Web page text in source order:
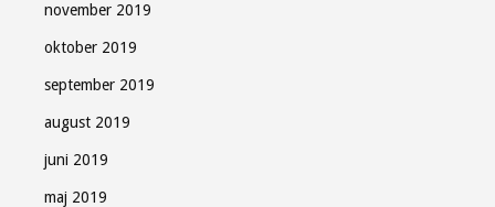
november 2019
oktober 2019
september 2019
august 2019
juni 2019
maj 2019